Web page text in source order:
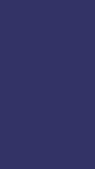
webbplats, öppnas